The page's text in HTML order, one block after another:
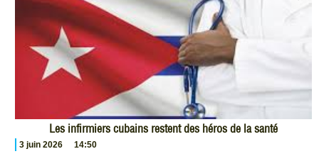
Les infirmiers cubains restent des héros de la santé
3 juin 2026 14:50